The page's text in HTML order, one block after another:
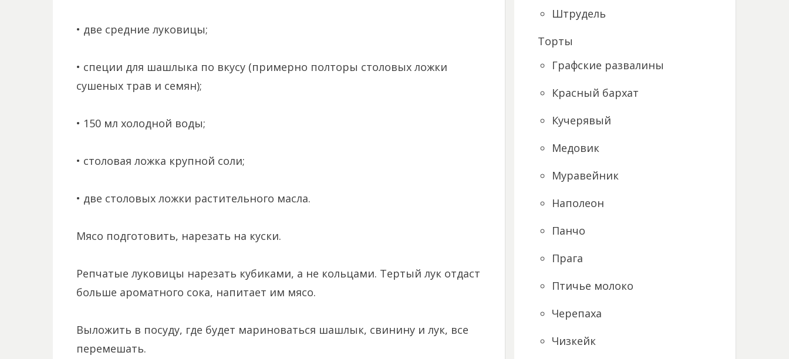
• две средние луковицы;
• специи для шашлыка по вкусу (примерно полторы столовых ложки
сушеных трав и семян);
• 150 мл холодной воды;
• столовая ложка крупной соли;
• две столовых ложки растительного масла.
Мясо подготовить, нарезать на куски.
Репчатые луковицы нарезать кубиками, а не кольцами. Тертый лук отдаст
больше ароматного сока, напитает им мясо.
Выложить в посуду, где будет мариноваться шашлык, свинину и лук, все
перемешать.
Штрудель
Торты
Графские развалины
Красный бархат
Кучерявый
Медовик
Муравейник
Наполеон
Панчо
Прага
Птичье молоко
Черепаха
Чизкейк